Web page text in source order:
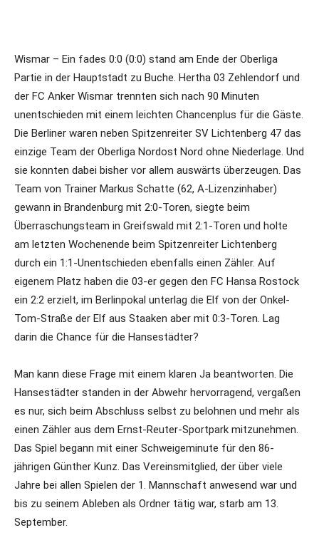
Wismar – Ein fades 0:0 (0:0) stand am Ende der Oberliga
Partie in der Hauptstadt zu Buche. Hertha 03 Zehlendorf und
der FC Anker Wismar trennten sich nach 90 Minuten
unentschieden mit einem leichten Chancenplus für die Gäste.
Die Berliner waren neben Spitzenreiter SV Lichtenberg 47 das
einzige Team der Oberliga Nordost Nord ohne Niederlage. Und
sie konnten dabei bisher vor allem auswärts überzeugen. Das
Team von Trainer Markus Schatte (62, A-Lizenzinhaber)
gewann in Brandenburg mit 2:0-Toren, siegte beim
Überraschungsteam in Greifswald mit 2:1-Toren und holte
am letzten Wochenende beim Spitzenreiter Lichtenberg
durch ein 1:1-Unentschieden ebenfalls einen Zähler. Auf
eigenem Platz haben die 03-er gegen den FC Hansa Rostock
ein 2:2 erzielt, im Berlinpokal unterlag die Elf von der Onkel-
Tom-Straße der Elf aus Staaken aber mit 0:3-Toren. Lag
darin die Chance für die Hansestädter?
Man kann diese Frage mit einem klaren Ja beantworten. Die
Hansestädter standen in der Abwehr hervorragend, vergaßen
es nur, sich beim Abschluss selbst zu belohnen und mehr als
einen Zähler aus dem Ernst-Reuter-Sportpark mitzunehmen.
Das Spiel begann mit einer Schweigeminute für den 86-
jährigen Günther Kunz. Das Vereinsmitglied, der über viele
Jahre bei allen Spielen der 1. Mannschaft anwesend war und
bis zu seinem Ableben als Ordner tätig war, starb am 13.
September.